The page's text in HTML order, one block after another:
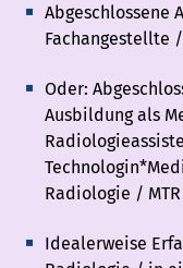
Abgeschlossene
Fachangestellte
Oder:
Ausbildung als
Radiologie /
Idealerweise